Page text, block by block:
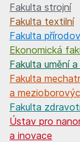
Fakulta strojní
Fakulta textilní
Fakulta
Ekonomická
Fakulta umění
Fakulta
a
Fakulta
Ústav pro
a inovace